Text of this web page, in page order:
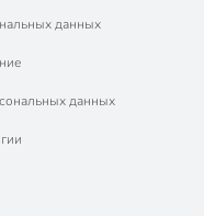
данных
данных